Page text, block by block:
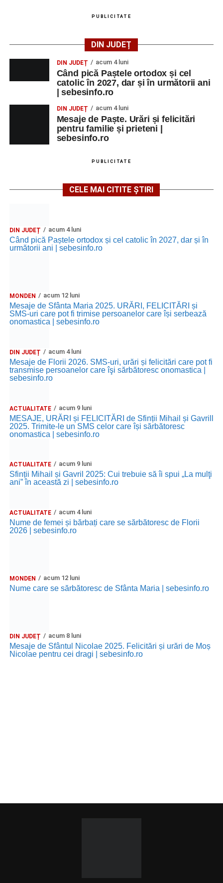
PUBLICITATE
DIN JUDEȚ
DIN JUDEȚ acum 4 luni
Când pică Paștele ortodox și cel
catolic în 2027, dar și în următorii ani
| sebesinfo.ro
DIN JUDEȚ acum 4 luni
Mesaje de Paște. Urări și felicitări
pentru familie și prieteni |
sebesinfo.ro
PUBLICITATE
CELE MAI CITITE ȘTIRI
DIN JUDEȚ acum 4 luni
Când pică Paștele ortodox și cel catolic în 2027, dar și în
următorii ani | sebesinfo.ro
MONDEN acum 12 luni
Mesaje de Sfânta Maria 2025. URĂRI, FELICITĂRI și
SMS-uri care pot fi trimise persoanelor care își serbează
onomastica | sebesinfo.ro
DIN JUDEȚ acum 4 luni
Mesaje de Florii 2026. SMS-uri, urări și felicitări care pot fi
transmise persoanelor care îşi sărbătoresc onomastica |
sebesinfo.ro
ACTUALITATE acum 9 luni
MESAJE, URĂRI și FELICITĂRI de Sfinții Mihail și Gavrill
2025. Trimite-le un SMS celor care își sărbătoresc
onomastica | sebesinfo.ro
ACTUALITATE acum 9 luni
Sfinții Mihail și Gavril 2025: Cui trebuie să îi spui „La mulţi
ani” în această zi | sebesinfo.ro
ACTUALITATE acum 4 luni
Nume de femei și bărbați care se sărbătoresc de Florii
2026 | sebesinfo.ro
MONDEN acum 12 luni
Nume care se sărbătoresc de Sfânta Maria | sebesinfo.ro
DIN JUDEȚ acum 8 luni
Mesaje de Sfântul Nicolae 2025. Felicitări și urări de Moș
Nicolae pentru cei dragi | sebesinfo.ro